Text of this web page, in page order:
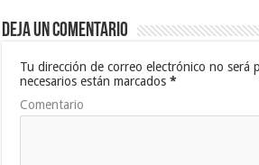
Deja un comentario
Tu dirección de correo electrónico no será
necesarios están marcados*
Comentario